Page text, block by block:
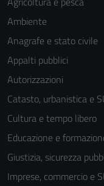
Ambiente
Anagrafe e stato civile
Appalti pubblici
Autorizzazioni
Catasto, urbanistica e
Cultura e tempo libero
Educazione e
Giustizia, sicurezza
Imprese, commercio e